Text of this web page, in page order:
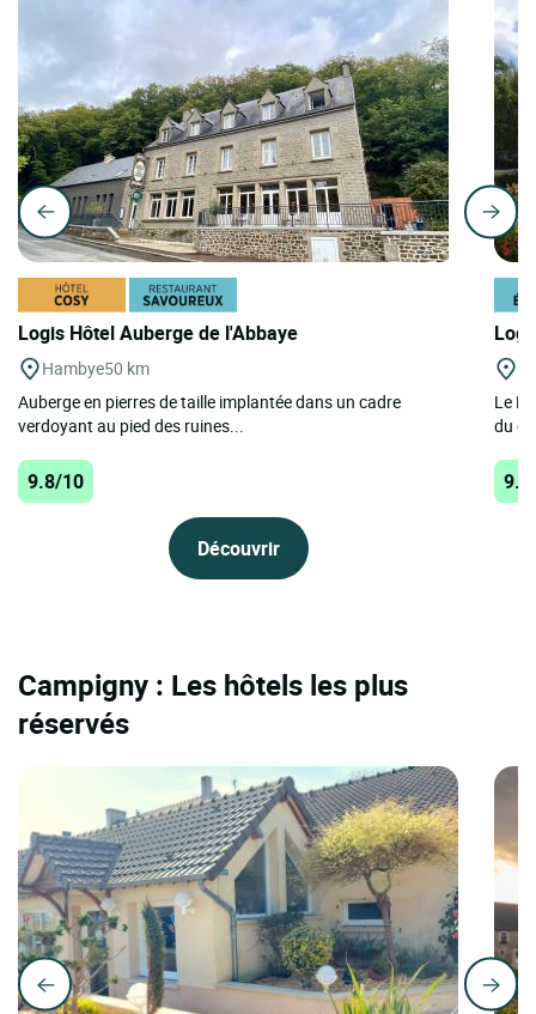
Logis Hôtel Auberge de l'Abbaye
Hambye50 km
Auberge en pierres de taille implantée dans un cadre
verdoyant au pied des ruines...
9.8/10
Découvrir
Le
du
Campigny : Les hôtels les plus
réservés